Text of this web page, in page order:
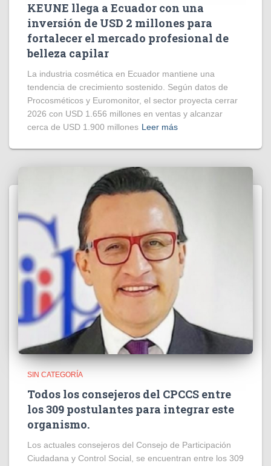
KEUNE llega a Ecuador con una
inversión de USD 2 millones para
fortalecer el mercado profesional de
belleza capilar
La industria cosmética en Ecuador mantiene una
tendencia de crecimiento sostenido. Según datos de
Procosméticos y Euromonitor, el sector proyecta cerrar
2026 con USD 1.656 millones en ventas y alcanzar
cerca de USD 1.900 millones Leer más
SIN CATEGORÍA
Todos los consejeros del CPCCS entre
los 309 postulantes para integrar este
organismo.
Los actuales consejeros del Consejo de Participación
Ciudadana y Control Social, se encuentran entre los 309